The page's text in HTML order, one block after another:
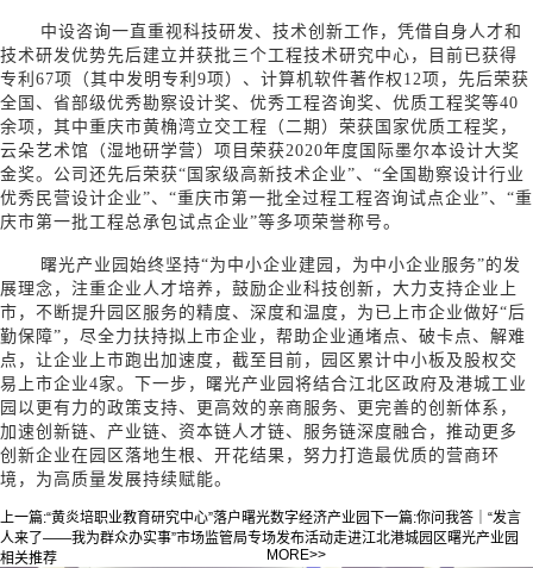
中设咨询一直重视科技研发、技术创新工作，凭借自身人才和
技术研发优势先后建立并获批三个工程技术研究中心，目前已获得
专利67项（其中发明专利9项）、计算机软件著作权12项，先后荣获
全国、省部级优秀勘察设计奖、优秀工程咨询奖、优质工程奖等40
余项，其中重庆市黄桷湾立交工程（二期）荣获国家优质工程奖，
云朵艺术馆（湿地研学营）项目荣获2020年度国际墨尔本设计大奖
金奖。公司还先后荣获“国家级高新技术企业”、“全国勘察设计行业
优秀民营设计企业”、“重庆市第一批全过程工程咨询试点企业”、“重
庆市第一批工程总承包试点企业”等多项荣誉称号。
曙光产业园始终坚持“为中小企业建园，为中小企业服务”的发
展理念，注重企业人才培养，鼓励企业科技创新，大力支持企业上
市，不断提升园区服务的精度、深度和温度，为已上市企业做好“后
勤保障”，尽全力扶持拟上市企业，帮助企业通堵点、破卡点、解难
点，让企业上市跑出加速度，截至目前，园区累计中小板及股权交
易上市企业4家。下一步，曙光产业园将结合江北区政府及港城工业
园以更有力的政策支持、更高效的亲商服务、更完善的创新体系，
加速创新链、产业链、资本链人才链、服务链深度融合，推动更多
创新企业在园区落地生根、开花结果，努力打造最优质的营商环
境，为高质量发展持续赋能。
上一篇:“黄炎培职业教育研究中心”落户曙光数字经济产业园下一篇:你问我答｜“发言
人来了——我为群众办实事”市场监管局专场发布活动走进江北港城园区曙光产业园
相关推荐
MORE>>